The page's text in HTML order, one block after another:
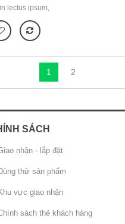
lectus ipsum,
vulputate,
Sed et lorem
orci luctus et
1 2
SÁCH
nhận - lắp đặt
thử sản phẩm
vực giao nhận
sách thẻ khách hàng